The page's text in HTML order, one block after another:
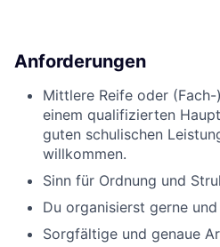
Anforderungen
Mittlere Reife oder
einem qualifizierten
guten schulischen
willkommen.
Sinn für Ordnung und
Du organisierst gerne
Sorgfältige und genaue